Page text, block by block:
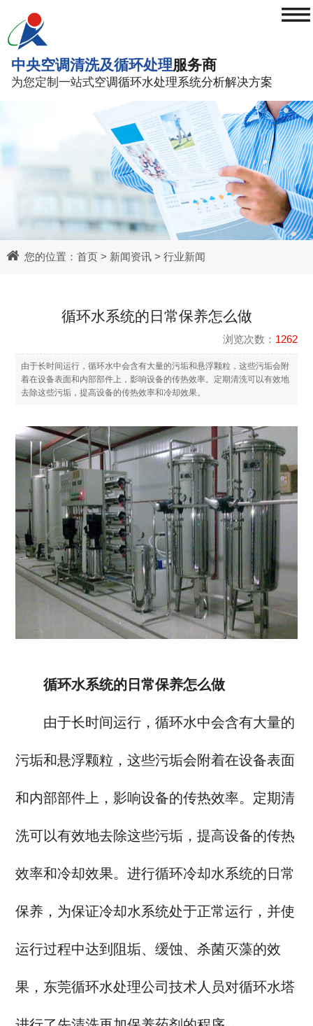
中央空调清洗及循环处理服务商
为您定制一站式空调循环水处理系统分析解决方案
≡
您的位置： 首页> 新闻资讯 > 行业新闻
循环水系统的日常保养怎么做
浏览次数： 1262
由于长时间运行，循环水中会含有大量的污垢和悬浮颗粒，这些污垢会附
着在设备表面和内部部件上，影响设备的传热效率。定期清洗可以有效地
去除这些污垢，提高设备的传热效率和冷却效果。
循环水系统的日常保养怎么做
由于长时间运行，循环水中会含有大量的
污垢和悬浮颗粒，这些污垢会附着在设备表面
和内部部件上，影响设备的传热效率。定期清
洗可以有效地去除这些污垢，提高设备的传热
效率和冷却效果。进行循环冷却水系统的日常
保养，为保证冷却水系统处于正常运行，并使
运行过程中达到阻垢、缓蚀、杀菌灭藻的效
果，东莞循环水处理公司技术人员对循环水塔